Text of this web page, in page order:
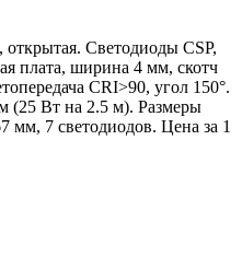
Светодиоды CSP,
плата, ширина 4 мм, скотч
CRI>90, угол 150°.
(25 Вт на 2.5 м). Размеры
мм, 7 светодиодов. Цена за 1